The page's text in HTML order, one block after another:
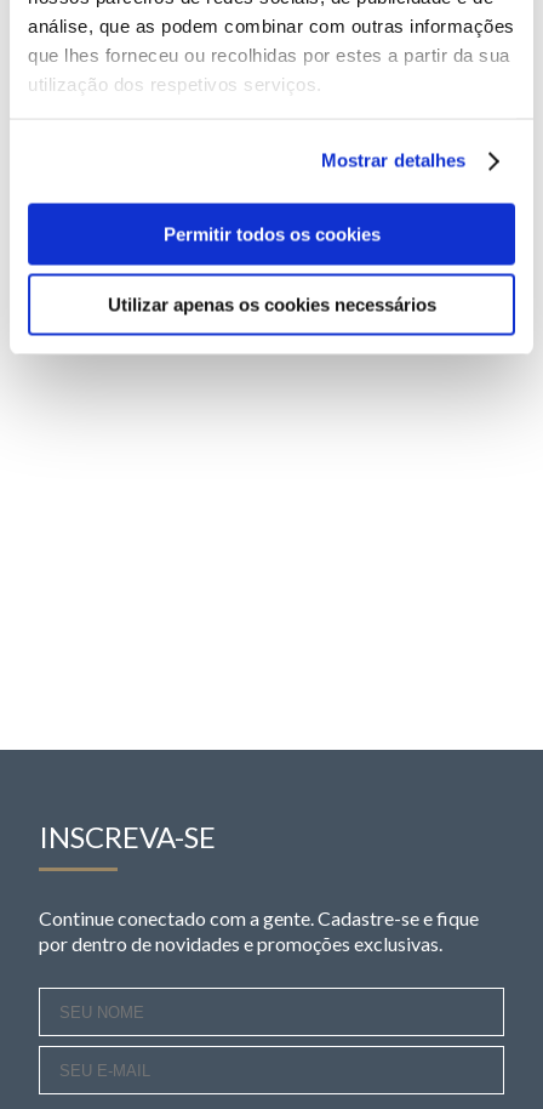
análise, que as podem combinar com outras informações
que lhes forneceu ou recolhidas por estes a partir da sua
utilização dos respetivos serviços.
Mostrar detalhes
Permitir todos os cookies
Utilizar apenas os cookies necessários
INSTAGRAM FEED
INSCREVA-SE
Continue conectado com a gente. Cadastre-se e fique
por dentro de novidades e promoções exclusivas.